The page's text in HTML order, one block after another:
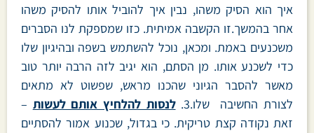
איך הוא הסיק משהו, נבין איך להוביל אותו להסיק משהו
אחר בהמשך.זו הקשבה אמיתית. כזו שמספקת לנו הסברים
משכנעים באמת. ומכאן, נוכל להשתמש בשפה ובהיגיון שלו
כדי לשכנע אותו. מן הסתם, הוא יגיב לזה הרבה יותר טוב
מאשר להסבר הגיוני שהכנו מראש, שפשוט לא מתאים
לצורת החשיבה שלו.3.
לנסות להלחיץ אותם לעשות –
זאת נקודה קצת טריקית. כי בגדול, שכנוע אמור להסתיים